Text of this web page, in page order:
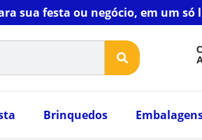
sua festa ou negócio, em um só
Brinquedos